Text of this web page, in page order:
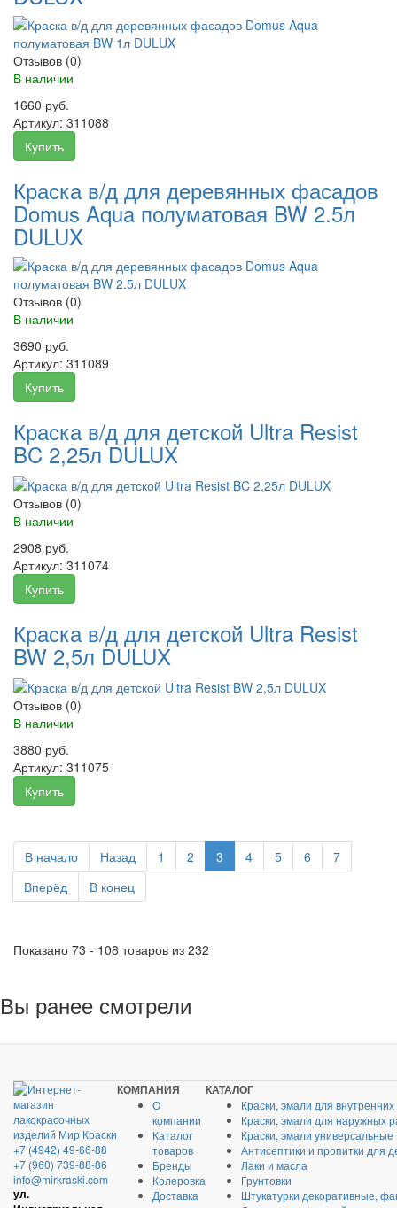
Отзывов (0)
В наличии
1660 руб.
Артикул: 311088
Купить
Краска в/д для деревянных фасадов
Domus Aqua полуматовая BW 2.5л
DULUX
Отзывов (0)
В наличии
3690 руб.
Артикул: 311089
Купить
Краска в/д для детской Ultra Resist
BC 2,25л DULUX
Отзывов (0)
В наличии
2908 руб.
Артикул: 311074
Купить
Краска в/д для детской Ultra Resist
BW 2,5л DULUX
Отзывов (0)
В наличии
3880 руб.
Артикул: 311075
Купить
В начало Назад 1 2 3 4 5 6
7
Вперёд
В конец
Показано 73 - 108 товаров из 232
Вы ранее смотрели
+7 (4942) 49-66-88
+7 (960) 739-88-86
info@mirkraski.com
ул.
КОМПАНИЯ
О
компании
Каталог
товаров
Бренды
Колеровка
Доставка
КАТАЛОГ
Краски, эмали для
Краски, эмали для наружных
Краски, эмали универсальные
Антисептики и пропитки для
Лаки и масла
Грунтовки
Штукатурки декоративные,